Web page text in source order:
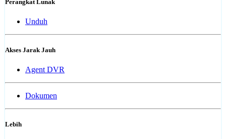
Perangkat Lunak
Unduh
Akses Jarak Jauh
Agent DVR
Dokumen
Lebih